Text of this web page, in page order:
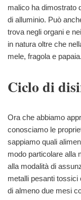
malico ha dimostrato
di alluminio. Può
trova negli organi e
in natura oltre che
mele, fragola e papaia.
Ciclo di
Ora che abbiamo
conosciamo le
sappiamo quali
modo particolare alla
alla modalità di
metalli pesanti
di almeno due mesi